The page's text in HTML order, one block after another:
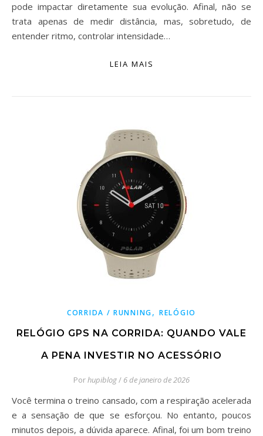
pode impactar diretamente sua evolução. Afinal, não se
trata apenas de medir distância, mas, sobretudo, de
entender ritmo, controlar intensidade…
LEIA MAIS
CORRIDA / RUNNING, RELÓGIO
RELÓGIO GPS NA CORRIDA: QUANDO VALE
A PENA INVESTIR NO ACESSÓRIO
Porhupiblog/ 6 de janeiro de 2026
Você termina o treino cansado, com a respiração acelerada
e a sensação de que se esforçou. No entanto, poucos
minutos depois, a dúvida aparece. Afinal, foi um bom treino